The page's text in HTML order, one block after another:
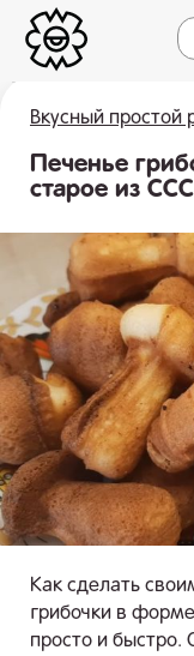
Вкусный простой
Печенье
старое из
Как сделать
грибочки в
просто и быстро.